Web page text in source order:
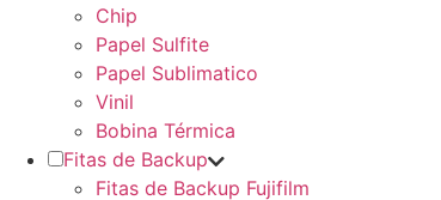
Chip
Papel Sulfite
Papel Sublimatico
Vinil
Bobina Térmica
Fitas de Backup
Fitas de Backup Fujifilm